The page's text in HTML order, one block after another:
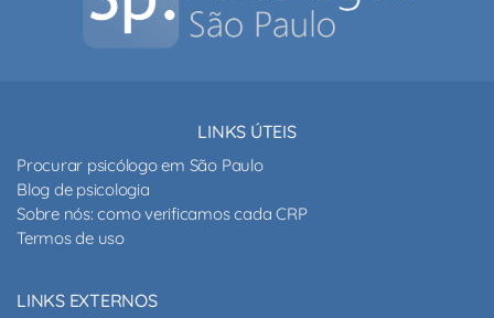
LINKS ÚTEIS
Procurar psicólogo em São Paulo
Blog de psicologia
Sobre nós: como verificamos cada CRP
Termos de uso
LINKS EXTERNOS